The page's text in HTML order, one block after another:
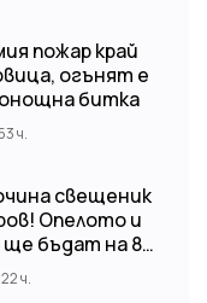
пожар край
огънят е
битка
ч.
свещеник
Опелото и
бъдат на 8
от 11:00 часа в
и Дамян”, гр.
ч.